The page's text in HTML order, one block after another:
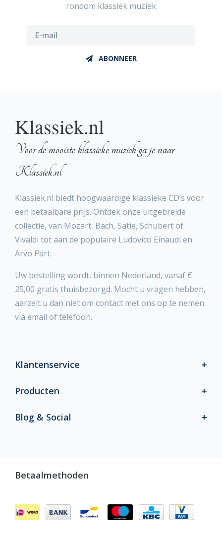
rondom klassiek muziek
ABONNEER
Klassiek.nl
Voor de mooiste klassieke muziek ga je naar
Klassiek.nl
Klassiek.nl biedt hoogwaardige klassieke CD’s voor
een betaalbare prijs. Ontdek onze uitgebreide
collectie, van Mozart, Bach, Satie, Schubert of
Vivaldi tot aan de populaire Ludovico Einaudi en
Arvo Pärt.
Uw bestelling wordt, binnen Nederland, vanaf €
25,00 gratis thuisbezorgd. Mocht u vragen hebben,
aarzelt u dan niet om contact met ons op te nemen
via email of telefoon.
Klantenservice
Producten
Blog & Social
Betaalmethoden